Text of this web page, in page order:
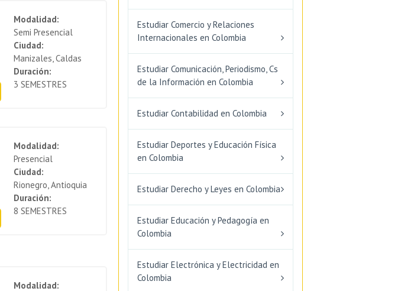
Modalidad:
Semi Presencial
Ciudad:
Manizales, Caldas
Duración:
3 SEMESTRES
Modalidad:
Presencial
Ciudad:
Rionegro, Antioquia
Duración:
8 SEMESTRES
Modalidad:
Estudiar Comercio y Relaciones
Internacionales en Colombia
Estudiar Comunicación, Periodismo, Cs
de la Información en Colombia
Estudiar Contabilidad en Colombia
Estudiar Deportes y Educación Física
en Colombia
Estudiar Derecho y Leyes en Colombia
Estudiar Educación y Pedagogía en
Colombia
Estudiar Electrónica y Electricidad en
Colombia